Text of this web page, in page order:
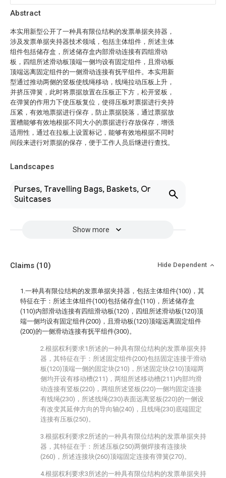
Abstract
本实用新型公开了一种具有限位结构的发票单据夹持器，
涉及发票单据夹持器技术领域，包括主体组件，所述主体
组件包括储存盒，所述储存盒内部滑动连接有四组滑动
板，四组所述滑动板顶端一侧均设有固定组件，且滑动板
顶端远离固定组件的一侧滑动连接有抚平组件。本实用新
型通过推动两侧的竖板使线绳移动，线绳拉动压板上升，
并挤压弹簧，此时将票据放置在压板正下方，松开竖板，
在弹簧的作用力下使压板复位，使得压板对票据进行夹持
压紧，有效地票据进行保存，防止票据脱落，通过票据放
置槽能够有效地根据不同大小的票据进行存放保存，增强
适用性，通过在拉板上设置标记，能够有效地根据不同时
间段来进行对票据的保存，便于工作人员后继进行查找。
Landscapes
Purses, Travelling Bags, Baskets, Or
Suitcases
Show more
Claims (10) Hide Dependent
1.一种具有限位结构的发票单据夹持器，包括主体组件(100)，其
特征在于：所述主体组件(100)包括储存盒(110)，所述储存盒
(110)内部滑动连接有四组滑动板(120)，四组所述滑动板(120)顶
端一侧均设有固定组件(200)，且滑动板(120)顶端远离固定组件
(200)的一侧滑动连接有抚平组件(300)。
2.根据权利要求1所述的一种具有限位结构的发票单据夹持
器，其特征在于：所述固定组件(200)包括固定连接于滑动
板(120)顶端一侧的固定块(210)，所述固定块(210)顶端两
侧均开设有移动槽(211)，两组所述移动槽(211)内部均滑
动连接有竖板(220)，两组所述竖板(220)一侧均固定连接
有线绳(230)，所述线绳(230)表面远离竖板(220)的一侧设
有改变其延伸方向的导向轴(240)，且线绳(230)底端固定
连接有压板(250)。
3.根据权利要求2所述的一种具有限位结构的发票单据夹持
器，其特征在于：所述压板(250)两侧焊接有连接块
(260)，所述连接块(260)顶端固定连接有弹簧(270)。
4.根据权利要求3所述的一种具有限位结构的发票单据夹持